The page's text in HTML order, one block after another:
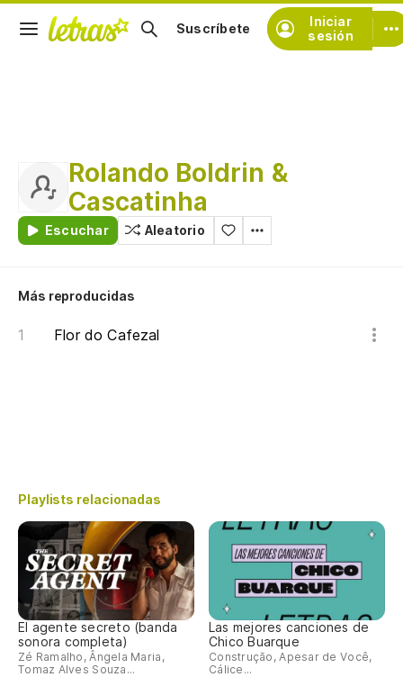
Iniciar
sesión
Suscríbete
Rolando Boldrin &
Cascatinha
Escuchar Aleatorio
Más reproducidas
Flor do Cafezal
Playlists relacionadas
El agente secreto (banda
sonora completa)
Zé Ramalho, Ângela Maria,
Tomaz Alves Souza...
Las mejores canciones de
Chico Buarque
Construção, Apesar de Você,
Cálice...